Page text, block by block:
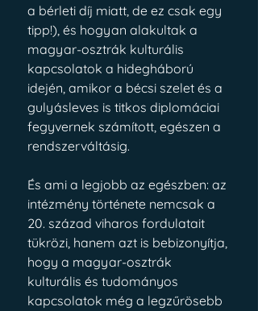
a bérleti díj miatt, de ez csak egy
tipp!), és hogyan alakultak a
magyar-osztrák kulturális
kapcsolatok a hidegháború
idején, amikor a bécsi szelet és a
gulyásleves is titkos diplomáciai
fegyvernek számított, egészen a
rendszerváltásig.
És ami a legjobb az egészben: az
intézmény története nemcsak a
20. század viharos fordulatait
tükrözi, hanem azt is bebizonyítja,
hogy a magyar-osztrák
kulturális és tudományos
kapcsolatok még a legzűrösebb